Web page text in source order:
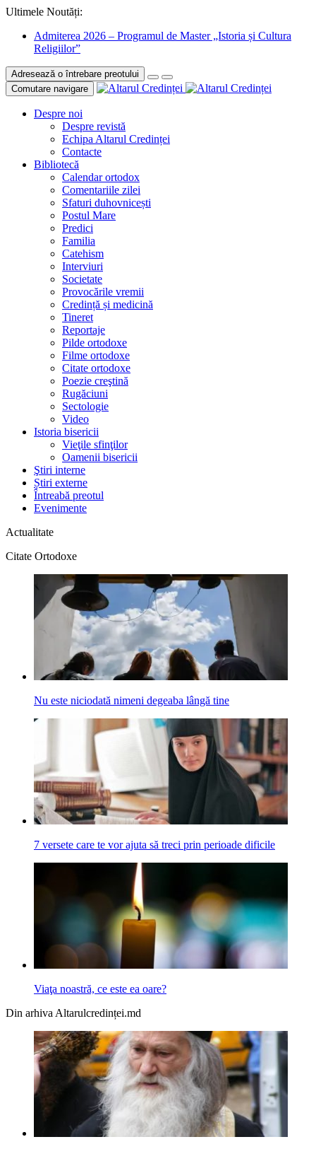
Ultimele Noutăți:
Admiterea 2026 – Programul de Master „Istoria și Cultura
Religiilor”
Adresează o întrebare preotului
Comutare navigare
Despre noi
Despre revistă
Echipa Altarul Credinței
Contacte
Bibliotecă
Calendar ortodox
Comentariile zilei
Sfaturi duhovnicești
Postul Mare
Predici
Familia
Catehism
Interviuri
Societate
Provocările vremii
Credință și medicină
Tineret
Reportaje
Pilde ortodoxe
Filme ortodoxe
Citate ortodoxe
Poezie creştină
Rugăciuni
Sectologie
Video
Istoria bisericii
Vieţile sfinţilor
Oamenii bisericii
Ştiri interne
Știri externe
Întreabă preotul
Evenimente
Actualitate
Citate Ortodoxe
Nu este niciodată nimeni degeaba lângă tine
7 versete care te vor ajuta să treci prin perioade dificile
Viaţa noastră, ce este ea oare?
Din arhiva Altarulcredinței.md